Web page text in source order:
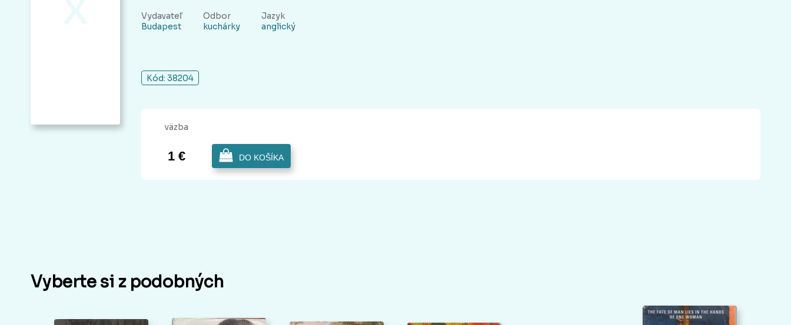
Vydavateľ
Budapest
Odbor
kuchárky
Jazyk
anglický
Kód: 38204
väzba
1 € DO KOŠÍKA
Vyberte si z podobných